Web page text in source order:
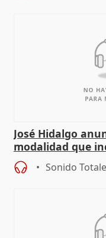
José Hidalgo
modalidad que
Sonido